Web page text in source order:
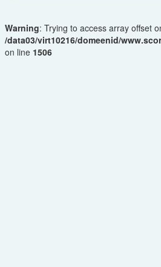
Warning: Trying to access array offset
/data03/virt10216/domeenid/
on line 1506